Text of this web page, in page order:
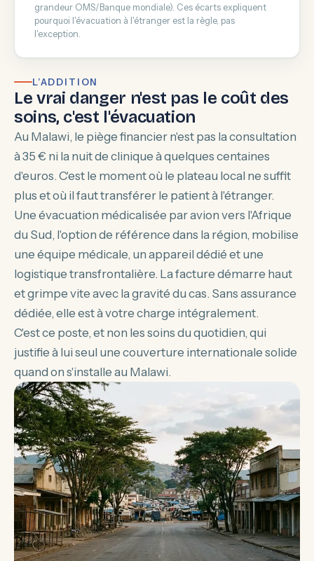
grandeur OMS/Banque mondiale). Ces écarts expliquent
pourquoi l'évacuation à l'étranger est la règle, pas
l'exception.
L’ADDITION
Le vrai danger n'est pas le coût des
soins, c'est l'évacuation
Au Malawi, le piège financier n'est pas la consultation
à 35 € ni la nuit de clinique à quelques centaines
d'euros. C'est le moment où le plateau local ne suffit
plus et où il faut transférer le patient à l'étranger.
Une évacuation médicalisée par avion vers l'Afrique
du Sud, l'option de référence dans la région, mobilise
une équipe médicale, un appareil dédié et une
logistique transfrontalière. La facture démarre haut
et grimpe vite avec la gravité du cas. Sans assurance
dédiée, elle est à votre charge intégralement.
C'est ce poste, et non les soins du quotidien, qui
justifie à lui seul une couverture internationale solide
quand on s'installe au Malawi.